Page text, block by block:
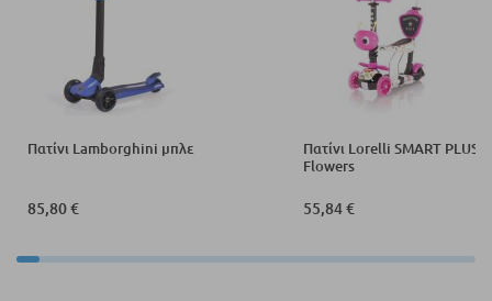
Πατίνι Lamborghini μπλε
85,80 €
Πατίνι Lorelli SMART PLUS
Flowers
55,84 €